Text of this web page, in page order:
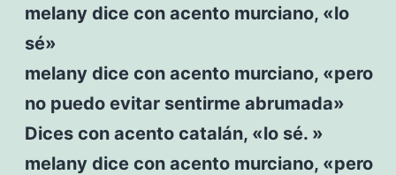
melany dice con acento murciano, «lo
sé»
melany dice con acento murciano, «pero
no puedo evitar sentirme abrumada»
Dices con acento catalán, «lo sé. »
melany dice con acento murciano, «pero